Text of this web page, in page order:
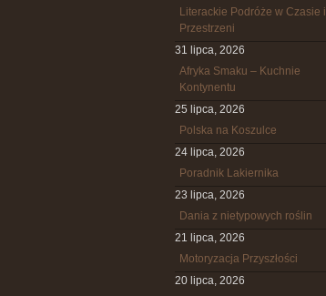
Literackie Podróże w Czasie i
Przestrzeni
31 lipca, 2026
Afryka Smaku – Kuchnie
Kontynentu
25 lipca, 2026
Polska na Koszulce
24 lipca, 2026
Poradnik Lakiernika
23 lipca, 2026
Dania z nietypowych roślin
21 lipca, 2026
Motoryzacja Przyszłości
20 lipca, 2026